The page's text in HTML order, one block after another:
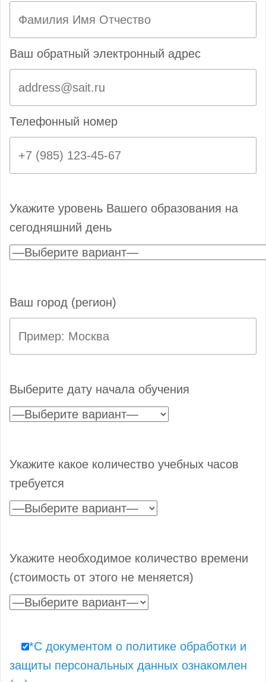
Ваш обратный электронный адрес
Телефонный номер
Укажите уровень Вашего образования на
сегодняшний день
Ваш город (регион)
Выберите дату начала обучения
Укажите какое количество учебных часов
требуется
Укажите необходимое количество времени
(стоимость от этого не меняется)
*С документом о политике обработки и
защиты персональных данных ознакомлен